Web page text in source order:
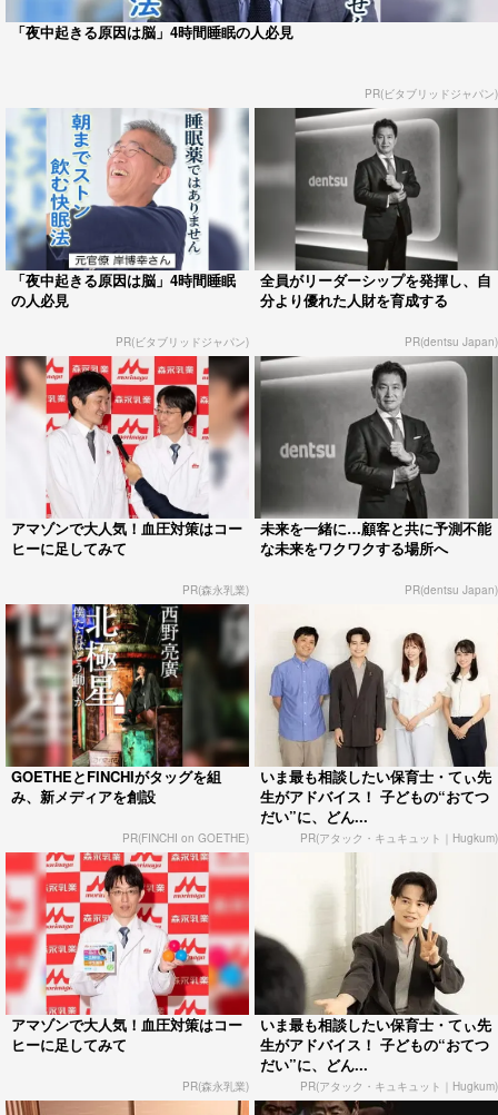
「夜中起きる原因は脳」4時間睡眠の人必見
PR(ビタブリッドジャパン)
「夜中起きる原因は脳」4時間睡眠
の人必見
PR(ビタブリッドジャパン)
全員がリーダーシップを発揮し、自
分より優れた人財を育成する
PR(dentsu Japan)
アマゾンで大人気！血圧対策はコー
ヒーに足してみて
PR(森永乳業)
未来を一緒に…顧客と共に予測不能
な未来をワクワクする場所へ
PR(dentsu Japan)
GOETHEとFINCHIがタッグを組
み、新メディアを創設
PR(FINCHI on GOETHE)
いま最も相談したい保育士・てぃ先
生がアドバイス！ 子どもの“おてつ
だい”に、どん...
PR(アタック・キュキュット｜Hugkum)
アマゾンで大人気！血圧対策はコー
ヒーに足してみて
PR(森永乳業)
いま最も相談したい保育士・てぃ先
生がアドバイス！ 子どもの“おてつ
だい”に、どん...
PR(アタック・キュキュット｜Hugkum)